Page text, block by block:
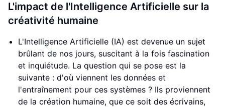
L'impact de l'Intelligence Artificielle sur la
créativité humaine
L'Intelligence Artificielle (IA) est devenue un sujet
brûlant de nos jours, suscitant à la fois fascination
et inquiétude. La question qui se pose est la
suivante : d'où viennent les données et
l'entraînement pour ces systèmes ? Ils proviennent
de la création humaine, que ce soit des écrivains,